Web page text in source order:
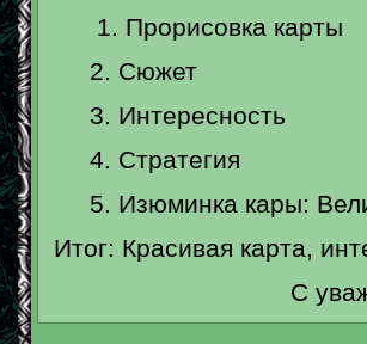
1. Прорисовка
2. Сюжет
3.
4.
5. Изюминка кары:
Итог: Красивая карта,
С уважением,